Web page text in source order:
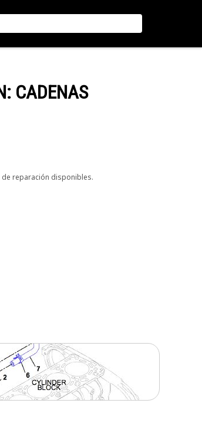
CADENAS
reparación disponibles.